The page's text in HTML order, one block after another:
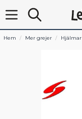
Hem Mer grejer Hjälmar